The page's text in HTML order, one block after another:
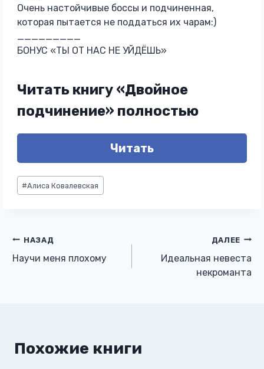
Очень настойчивые боссы и подчиненная,
которая пытается не поддаться их чарам:)
_________
БОНУС «ТЫ ОТ НАС НЕ УЙДЁШЬ»
Читать книгу «Двойное
подчинение» полностью
Читать
Метки
записи:
#Алиса Ковалевская
Навигация
по
НАЗАД
Научи меня плохому
ДАЛЕЕ
Идеальная невеста
некроманта
Похожие книги